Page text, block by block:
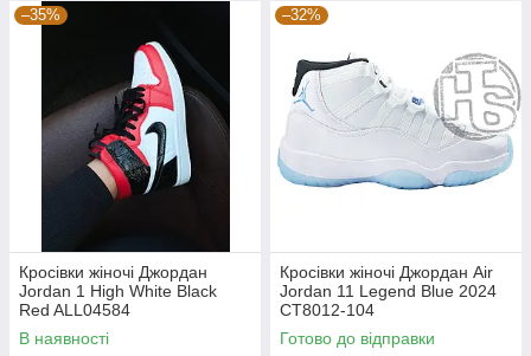
–35%
Кросівки жіночі Джордан
Jordan 1 High White Black
Red ALL04584
В наявності
–32%
Кросівки жіночі Джордан Air
Jordan 11 Legend Blue 2024
CT8012-104
Готово до відправки